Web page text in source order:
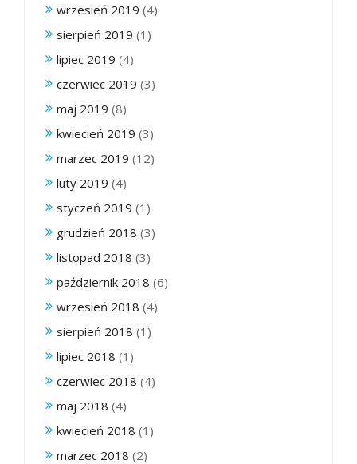
wrzesień 2019 (4)
sierpień 2019 (1)
lipiec 2019 (4)
czerwiec 2019 (3)
maj 2019 (8)
kwiecień 2019 (3)
marzec 2019 (12)
luty 2019 (4)
styczeń 2019 (1)
grudzień 2018 (3)
listopad 2018 (3)
październik 2018 (6)
wrzesień 2018 (4)
sierpień 2018 (1)
lipiec 2018 (1)
czerwiec 2018 (4)
maj 2018 (4)
kwiecień 2018 (1)
marzec 2018 (2)